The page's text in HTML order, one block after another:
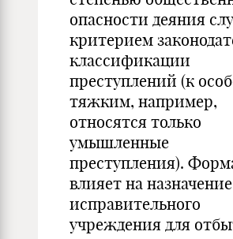
опасности деяния
критерием
классификации
преступлений (к
тяжким, например,
относятся только
умышленные
преступления).
влияет на
исправительного
учреждения для